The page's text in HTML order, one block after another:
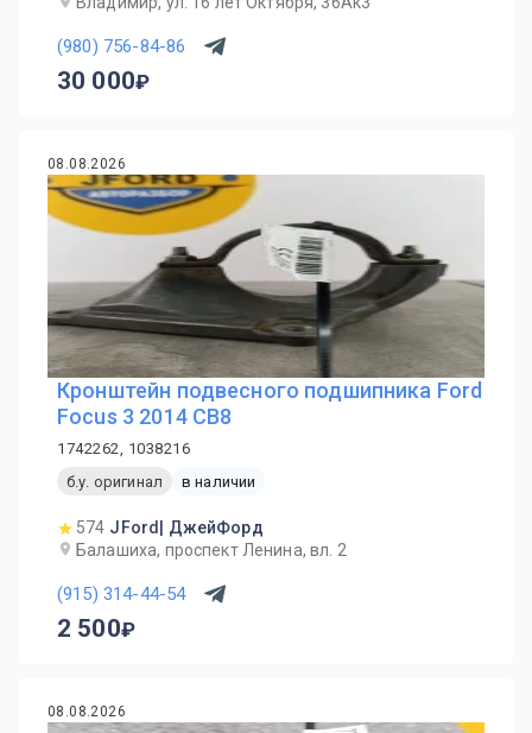
(980) 756-84-86
30 000
08.08.2026
Кронштейн подвесного подшипника Ford
Focus 3 2014 CB8
1742262, 1038216
б.у. оригинал
в наличии
574 JFord| ДжейФорд
Балашиха, проспект Ленина, вл. 2
(915) 314-44-54
2 500
08.08.2026